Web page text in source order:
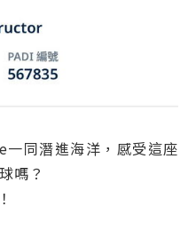
同潛進海洋，感受這座
嗎？